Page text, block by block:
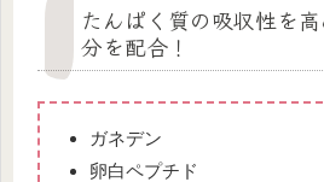
たんぱく質の吸収性を
分を配合！
ガネデン
卵白ペプチド